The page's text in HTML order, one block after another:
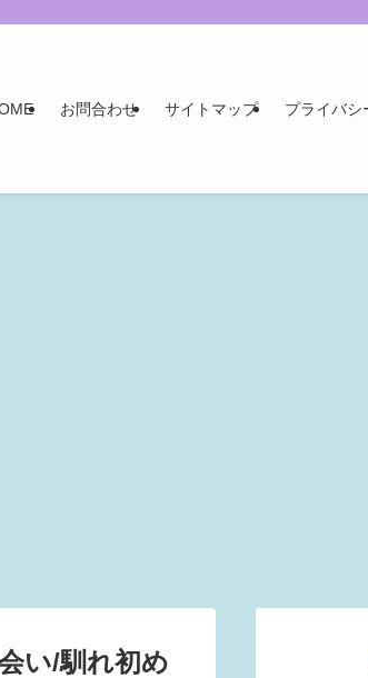
お問合わせ サイトマップ プライバシ
い/馴れ初め